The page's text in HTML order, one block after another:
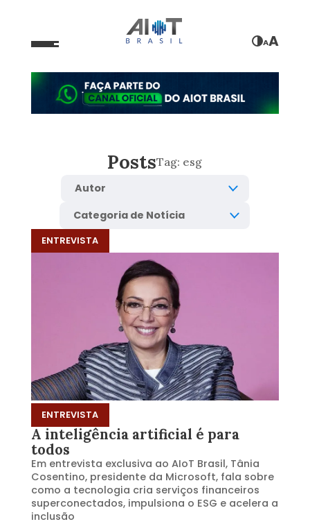
AA
PostsTag: esg
ENTREVISTA
ENTREVISTA
A inteligência artificial é para
todos
Em entrevista exclusiva ao AIoT Brasil, Tânia
Cosentino, presidente da Microsoft, fala sobre
como a tecnologia cria serviços financeiros
superconectados, impulsiona o ESG e acelera a
inclusão